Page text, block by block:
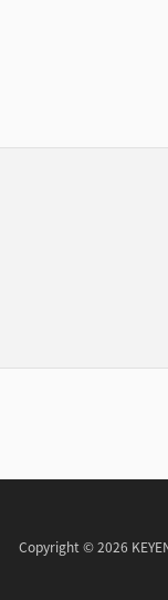
Copyright © 2026